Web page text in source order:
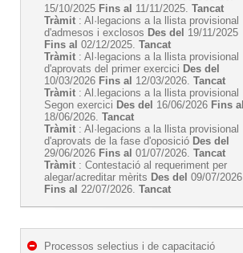
15/10/2025 Fins al 11/11/2025. Tancat
Tràmit : Al·legacions a la llista provisional
d'admesos i exclosos Des del 19/11/2025
Fins al 02/12/2025. Tancat
Tràmit : Al·legacions a la llista provisional
d'aprovats del primer exercici Des del
10/03/2026 Fins al 12/03/2026. Tancat
Tràmit : Al.legacions a la llista provisional
Segon exercici Des del 16/06/2026 Fins al
18/06/2026. Tancat
Tràmit : Al·legacions a la llista provisional
d'aprovats de la fase d'oposició Des del
29/06/2026 Fins al 01/07/2026. Tancat
Tràmit : Contestació al requeriment per
alegar/acreditar mèrits Des del 09/07/2026
Fins al 22/07/2026. Tancat
Processos selectius i de capacitació